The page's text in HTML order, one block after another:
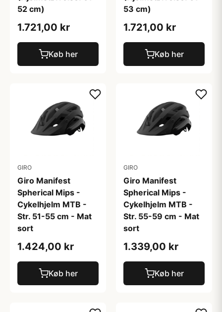
52 cm)
1.721,00 kr
Køb her
53 cm)
1.721,00 kr
Køb her
GIRO
Giro Manifest
Spherical Mips -
Cykelhjelm MTB -
Str. 51-55 cm - Mat
sort
1.424,00 kr
Køb her
GIRO
Giro Manifest
Spherical Mips -
Cykelhjelm MTB -
Str. 55-59 cm - Mat
sort
1.339,00 kr
Køb her